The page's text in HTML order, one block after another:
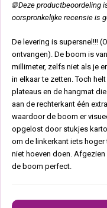
🌐 Deze productbeoordeling
oorspronkelijke recensie is
De levering is supersnel!!!
ontvangen). De boom is
millimeter, zelfs niet als je
in elkaar te zetten. Toch
plateaus en de hangmat
aan de rechterkant één
waardoor de boom er
opgelost door stukjes
om de linkerkant iets hoger
niet hoeven doen.
de boom perfect.